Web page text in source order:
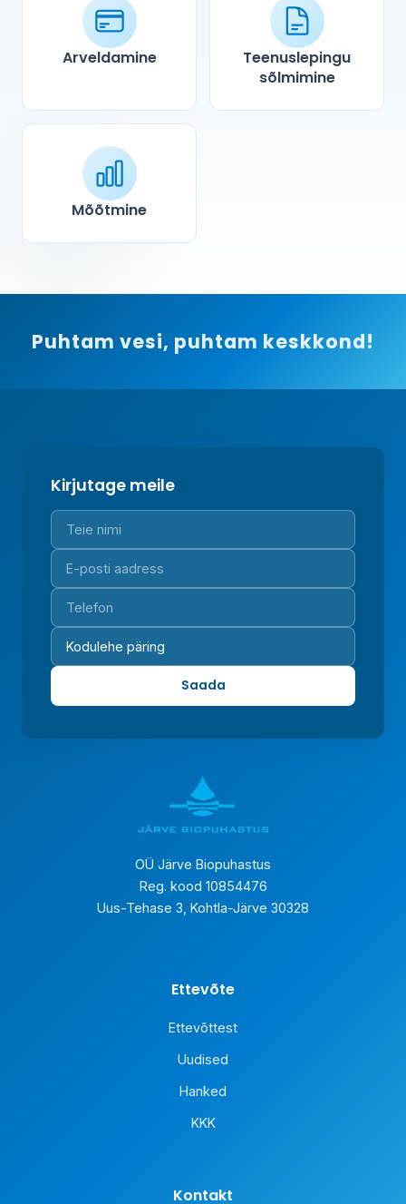
Arveldamine
Teenuslepingu
sõlmimine
Mõõtmine
Puhtam vesi, puhtam keskkond!
Kirjutage meile
Saada
OÜ Järve Biopuhastus
Reg. kood 10854476
Uus-Tehase 3, Kohtla-Järve 30328
Ettevõte
Ettevõttest
Uudised
Hanked
KKK
Kontakt